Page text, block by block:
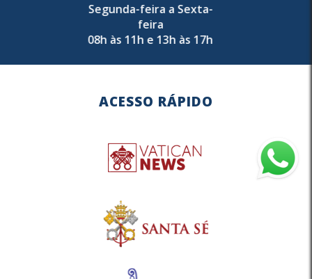
Segunda-feira a Sexta-
feira
08h às 11h e 13h às 17h
ACESSO RÁPIDO